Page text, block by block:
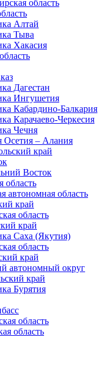
область
Алтай
Тыва
Хакасия
Дагестан
Ингушетия
Кабардино-Балкария
Карачаево-Черкесия
Чечня
Осетия – Алания
край
Восток
область
автономная область
край
область
край
Саха (Якутия)
область
край
автономный округ
край
Бурятия
область
область